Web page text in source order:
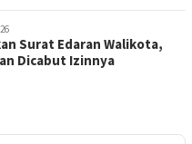
Surat Edaran Walikota,
Dicabut Izinnya